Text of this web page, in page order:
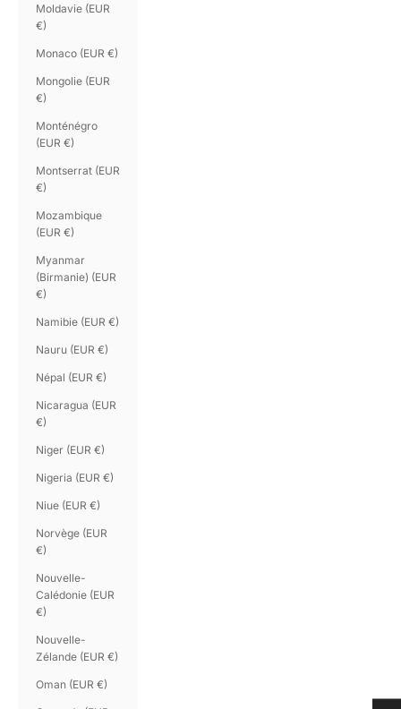
Moldavie (EUR
€)
Monaco (EUR €)
Mongolie (EUR
€)
Monténégro
(EUR €)
Montserrat (EUR
€)
Mozambique
(EUR €)
Myanmar
(Birmanie) (EUR
€)
Namibie (EUR €)
Nauru (EUR €)
Népal (EUR €)
Nicaragua (EUR
€)
Niger (EUR €)
Nigeria (EUR €)
Niue (EUR €)
Norvège (EUR
€)
Nouvelle-
Calédonie (EUR
€)
Nouvelle-
Zélande (EUR €)
Oman (EUR €)